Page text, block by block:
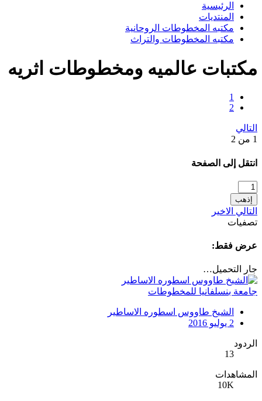
الرئيسية
المنتديات
مكتبه المخطوطات الروحانية
مكتبه المخطوطات والتراث
مكتبات عالميه ومخطوطات اثريه
1
2
التالي
1 من 2
انتقل إلى الصفحة
إذهب
التالي الاخير
تصفيات
عرض فقط:
جار التحميل…
جامعة بنسلفانيا للمخطوطات
الشيخ طاووس اسطوره الاساطير
2 يوليو 2016
الردود
13
المشاهدات
10K